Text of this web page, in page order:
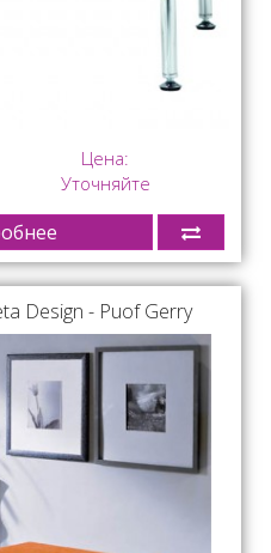
Цена:
Уточняйте
Design - Puof Gerry